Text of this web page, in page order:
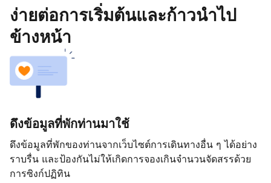
ง่ายต่อการเริ่มต้นและก้าวนำไป
ข้างหน้า
ดึงข้อมูลที่พักท่านมาใช้
ดึงข้อมูลที่พักของท่านจากเว็บไซต์การเดินทางอื่น ๆ ได้อย่าง
ราบรื่น และป้องกันไม่ให้เกิดการจองเกินจำนวนจัดสรรด้วย
การซิงก์ปฏิทิน